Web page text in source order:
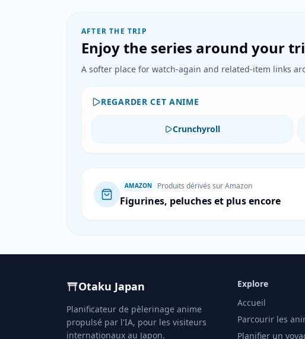
AFTER THE TRIP
Enjoy the series around your
A softer place for watch-again and related-item links
REGARDER CET ANIME
Crunchyroll
AMAZON Produits dérivés sur Amazon
Figurines, peluches et plus encore
Otaku Japan
Planificateur de pèlerinage anime
propulsé par l'IA, pour les visiteurs
internationaux au Japon.
Explore
Accueil
Parcourir les
Planifier un